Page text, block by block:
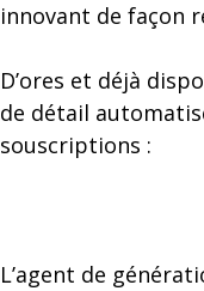
innovant de façon
D’ores et déjà
de détail
souscriptions :
L’agent de